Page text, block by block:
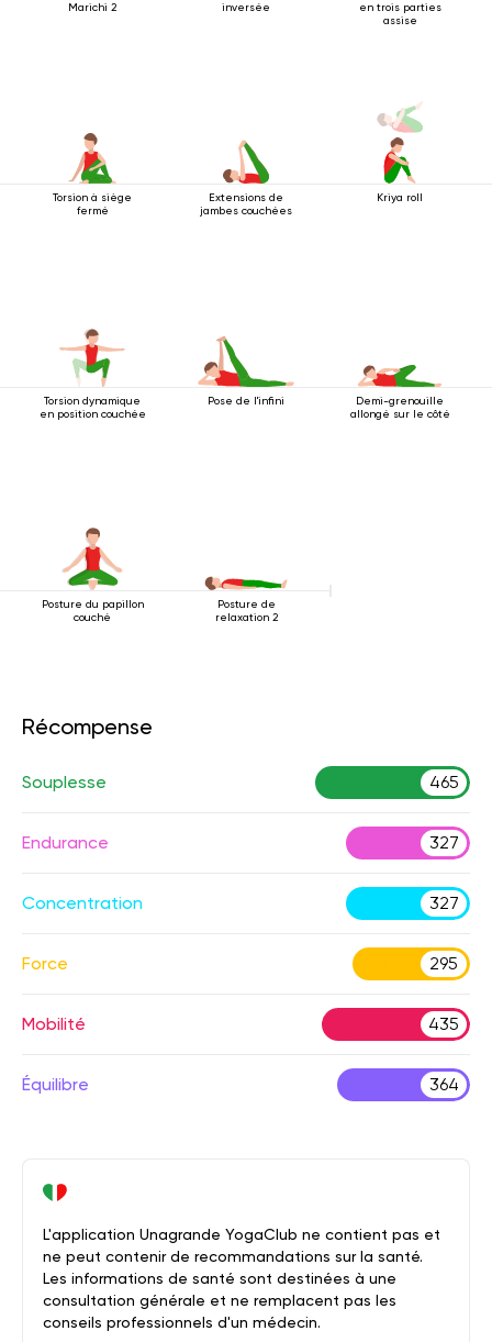
Marichi 2 inversée
en trois parties
assise
Torsion à siège
fermé
Extensions de
jambes couchées
Kriya roll
Torsion dynamique
en position couchée
Pose de l'infini
Demi-grenouille
allongé sur le côté
Posture du papillon
couché
Posture de
relaxation 2
Récompense
Souplesse 465
Endurance 327
Concentration 327
Force 295
Mobilité 435
Équilibre 364
L'application Unagrande YogaClub ne contient pas et
ne peut contenir de recommandations sur la santé.
Les informations de santé sont destinées à une
consultation générale et ne remplacent pas les
conseils professionnels d'un médecin.